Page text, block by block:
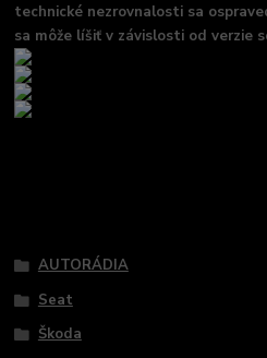
technické nezrovnalosti sa
sa môže líšiť v závislosti od verzie
AUTORÁDIA
Seat
Škoda